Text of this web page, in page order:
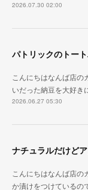
2026.07.30 02:00
パトリックのトー
こんにちはなんば店
いだった納豆を大好
2026.06.27 05:30
ナチュラルだけど
こんにちはなんば店の
か漬けをつけている